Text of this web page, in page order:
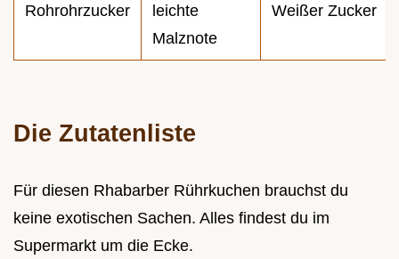
Rohrohrzucker
leichte
Malznote
Weißer Zucker
Die Zutatenliste
Für diesen Rhabarber Rührkuchen brauchst du
keine exotischen Sachen. Alles findest du im
Supermarkt um die Ecke.